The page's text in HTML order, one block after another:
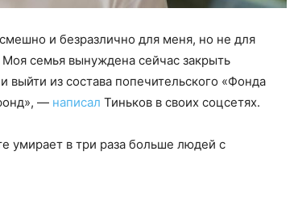
и безразлично для меня, но не для
семья вынуждена сейчас закрыть
из состава попечительского «Фонда
— написал Тиньков в своих соцсетях.
умирает в три раза больше людей с